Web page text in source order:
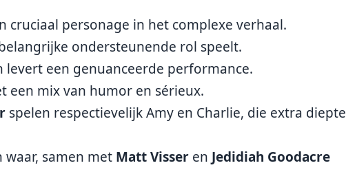
cruciaal personage in het complexe verhaal.
ondersteunende rol speelt.
levert een genuanceerde performance.
een mix van humor en sérieux.
spelen respectievelijk Amy en Charlie, die extra diepte
waar, samen met Matt Visser en Jedidiah Goodacre